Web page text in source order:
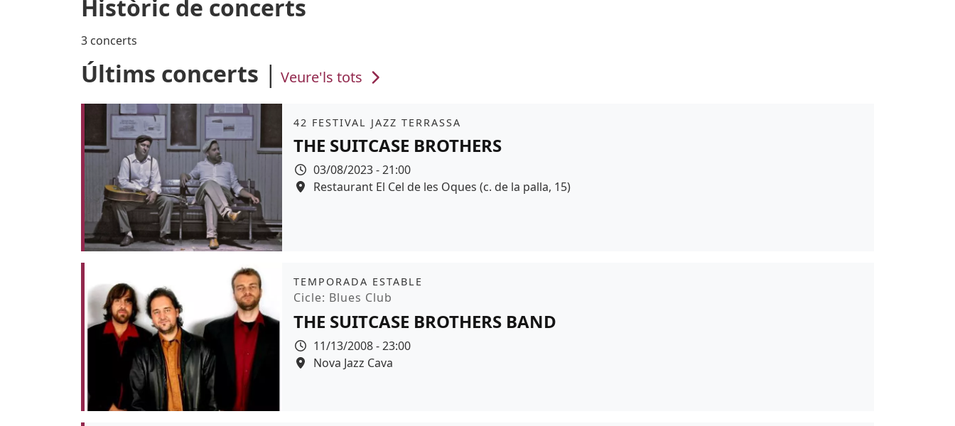
Històric de concerts
3 concerts
Últims concerts Veure'ls tots
Àmbit
42 FESTIVAL JAZZ TERRASSA
THE SUITCASE BROTHERS
Data
03/08/2023 - 21:00
Espai
Restaurant El Cel de les Oques (c. de la palla, 15)
Àmbit
TEMPORADA ESTABLE
Promoció
Cicle: Blues Club
THE SUITCASE BROTHERS BAND
Data
11/13/2008 - 23:00
Espai
Nova Jazz Cava